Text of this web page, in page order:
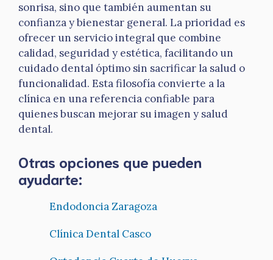
sonrisa, sino que también aumentan su
confianza y bienestar general. La prioridad es
ofrecer un servicio integral que combine
calidad, seguridad y estética, facilitando un
cuidado dental óptimo sin sacrificar la salud o
funcionalidad. Esta filosofía convierte a la
clínica en una referencia confiable para
quienes buscan mejorar su imagen y salud
dental.
Otras opciones que pueden
ayudarte:
Endodoncia Zaragoza
Clínica Dental Casco